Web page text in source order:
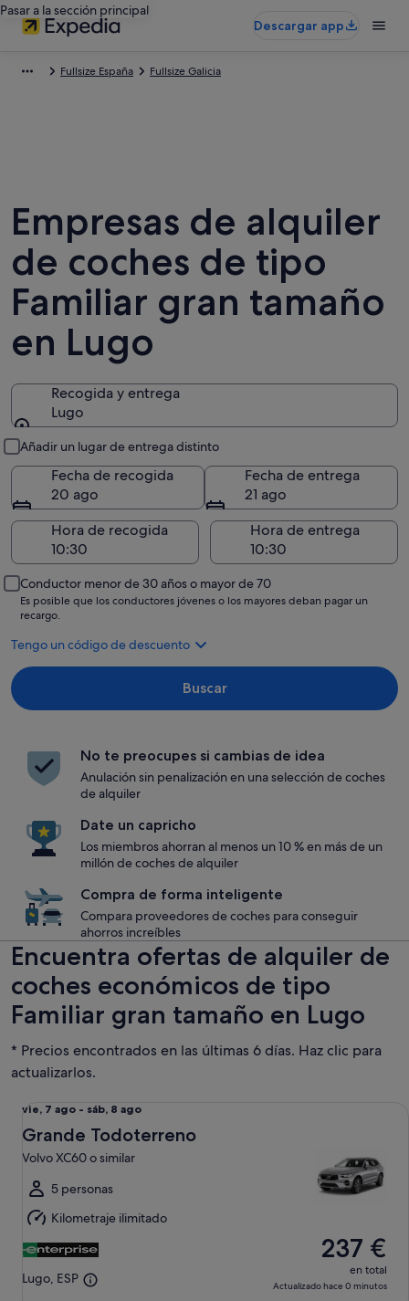
Pasar a la sección principal
Descargar app
Fullsize España Fullsize Galicia
Empresas de alquiler
de coches de tipo
Familiar gran tamaño
en Lugo
Recogida y entrega
Lugo
Añadir un lugar de entrega distinto
Fecha de recogida
20 ago
Fecha de entrega
21 ago
Hora de recogida
Hora de entrega
Conductor menor de 30 años o mayor de 70
Es posible que los conductores jóvenes o los mayores deban pagar un
recargo.
Tengo un código de descuento
Buscar
No te preocupes si cambias de idea
Anulación sin penalización en una selección de coches
de alquiler
Date un capricho
Los miembros ahorran al menos un 10 % en más de un
millón de coches de alquiler
Compra de forma inteligente
Compara proveedores de coches para conseguir
ahorros increíbles
Encuentra ofertas de alquiler de
coches económicos de tipo
Familiar gran tamaño en Lugo
* Precios encontrados en las últimas 6 días. Haz clic para
actualizarlos.
Del
vie,
7
ago
al
sáb,
8
ago
vie, 7 ago - sáb, 8 ago
Grande Todoterreno
Volvo XC60 o similar
5 personas
Kilometraje ilimitado
Lugo, ESP
237 €
en total
Actualizado hace 0 minutos